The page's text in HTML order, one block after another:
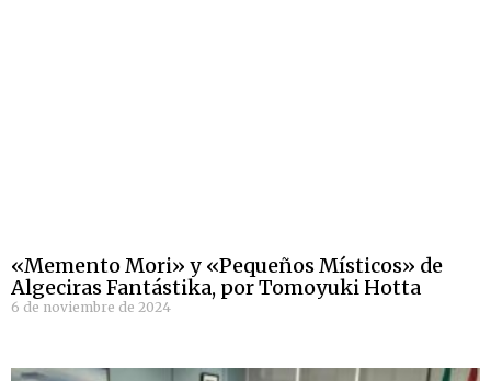
«Memento Mori» y «Pequeños Místicos» de
Algeciras Fantástika, por Tomoyuki Hotta
6 de noviembre de 2024